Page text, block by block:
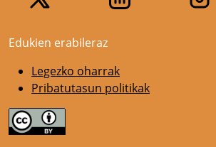
Edukien erabileraz
Legezko oharrak
Pribatutasun politikak